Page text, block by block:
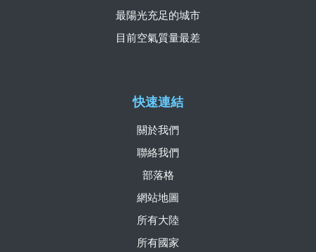
快速連結
關於我們
聯絡我們
部落格
網站地圖
所有大陸
所有國家
最陽光充足的城市
目前空氣質量最差